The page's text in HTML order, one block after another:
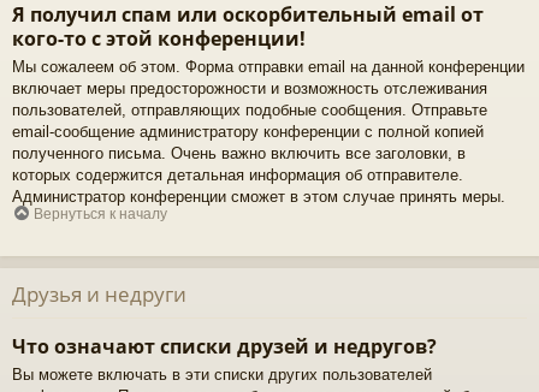
Я получил спам или оскорбительный email от
кого-то с этой конференции!
Мы сожалеем об этом. Форма отправки email на данной конференции
включает меры предосторожности и возможность отслеживания
пользователей, отправляющих подобные сообщения. Отправьте
email-сообщение администратору конференции с полной копией
полученного письма. Очень важно включить все заголовки, в
которых содержится детальная информация об отправителе.
Администратор конференции сможет в этом случае принять меры.
Вернуться к началу
Друзья и недруги
Что означают списки друзей и недругов?
Вы можете включать в эти списки других пользователей